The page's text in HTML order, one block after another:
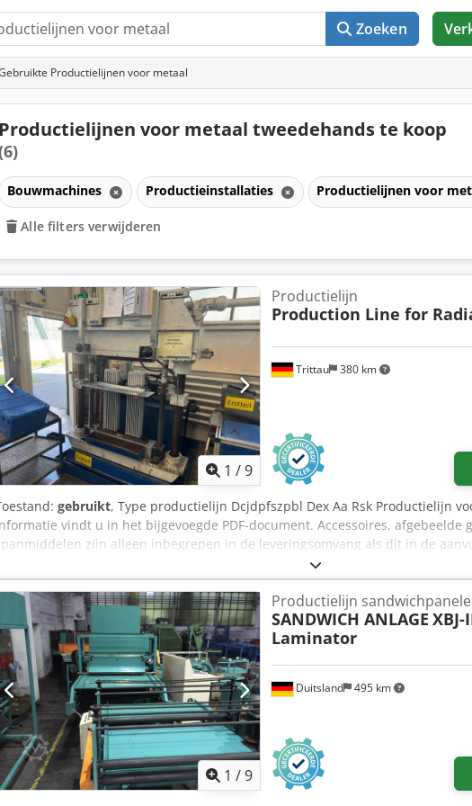
Zoeken
Productielijnen voor metaal
Productielijnen voor metaal tweedehands te koop
Bouwmachines Productieinstallaties Productielijnen voor
Alle filters verwijderen
1 /9
Trittau 380 km
Productielijn
Production Line for
gebruikt, Type productielijn Dcjdpfszpbl Dex Aa Rsk Productielijn
vindt u in het bijgevoegde PDF-document. Accessoires, afgebeelde
zijn alleen inbegrepen in de leveringsomvang als dit in de
staat. Wijzigingen en fouten in de technische gegevens en specificaties
1 /9
Duitsland 495 km
Productielijn
SANDWICH ANLAGE XBJ-
Laminator